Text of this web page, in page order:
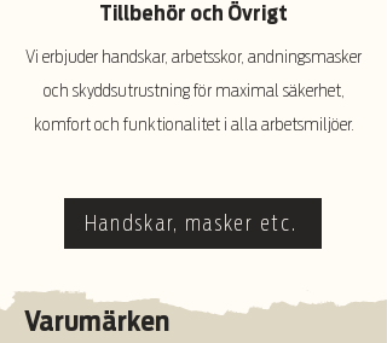
Tillbehör och Övrigt
Vi erbjuder handskar, arbetsskor, andningsmasker
och skyddsutrustning för maximal säkerhet,
komfort och funktionalitet i alla arbetsmiljöer.
Handskar, masker etc.
Varumärken